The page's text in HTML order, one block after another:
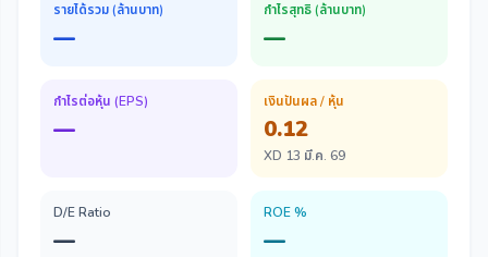
รายได้รวม (ล้านบาท)
—
กำไรสุทธิ (ล้านบาท)
—
กำไรต่อหุ้น (EPS)
—
เงินปันผล / หุ้น
0.12
XD 13 มี.ค. 69
D/E Ratio
—
ROE %
—